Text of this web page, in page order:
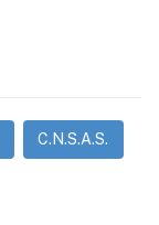
C.N.S.A.S.